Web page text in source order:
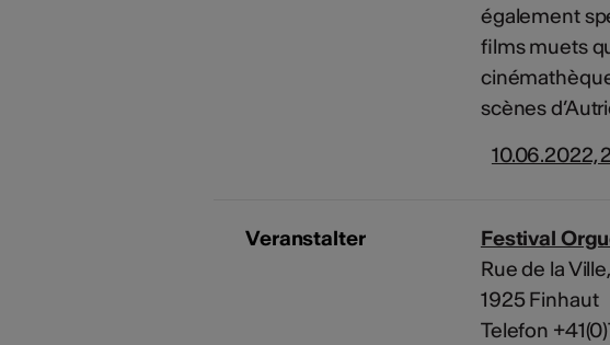
également
films muets
scènes
10.06.2022,
Veranstalter
Festival
Rue de la
1925 Finhaut
Telefon